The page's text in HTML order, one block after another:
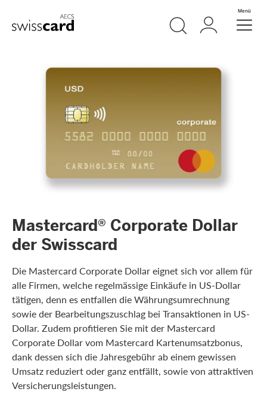
Header
Logo Meta Navigation
SucheLogin Menü
Mastercard® Corporate Dollar
der Swisscard
Die Mastercard Corporate Dollar eignet sich vor allem für
alle Firmen, welche regelmässige Einkäufe in US-Dollar
tätigen, denn es entfallen die Währungsumrechnung
sowie der Bearbeitungszuschlag bei Transaktionen in US-
Dollar. Zudem profitieren Sie mit der Mastercard
Corporate Dollar vom Mastercard Kartenumsatzbonus,
dank dessen sich die Jahresgebühr ab einem gewissen
Umsatz reduziert oder ganz entfällt, sowie von attraktiven
Versicherungsleistungen.